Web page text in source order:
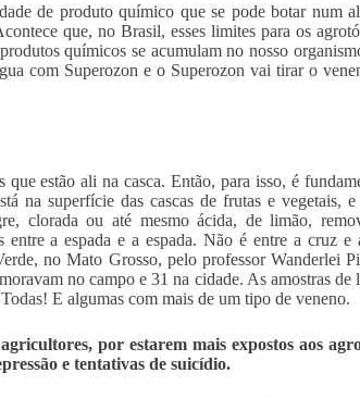
de produto químico que se pode botar num
que, no Brasil, esses limites para os
químicos se acumulam no nosso
com Superozon e o Superozon vai tirar o
estão ali na casca. Então, para isso, é
na superfície das cascas de frutas e vegetais,
clorada ou até mesmo ácida, de limão,
a espada e a espada. Não é entre a cruz e
no Mato Grosso, pelo professor Wanderlei
no campo e 31 na cidade. As amostras de
E algumas com mais de um tipo de veneno.
por estarem mais expostos aos
e tentativas de suicídio.